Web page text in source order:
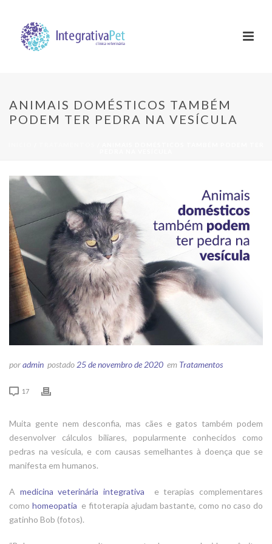
ANIMAIS DOMÉSTICOS TAMBÉM
PODEM TER PEDRA NA VESÍCULA
poradmin postado 25 de novembro de 2020 em Tratamentos
17
Muita gente nem desconfia, mas cães e gatos também podem
desenvolver cálculos biliares, popularmente conhecidos como
pedras na vesícula, e com causas semelhantes à doença que se
manifesta em humanos.
A medicina veterinária integrativa e terapias complementares
como homeopatia e fitoterapia ajudam bastante, como no caso do
gatinho Bob (fotos).